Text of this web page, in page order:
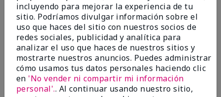
Yeh! I really works
EnviadoHace 4 meses
porChar
deDetroit, Mi
Evaluado en
marykay.com/en-us/
I ski all winter and since adding this to my progam
incluyendo para mejorar la experiencia de tu
sitio. Podríamos divulgar información sobre el
uso que haces del sitio con nuestros socios de
redes sociales, publicidad y analítica para
analizar el uso que haces de nuestros sitios y
mostrarte nuestros anuncios. Puedes administrar
cómo usamos tus datos personales haciendo clic
en 'No vender ni compartir mi información
personal'.. Al continuar usando nuestro sitio,